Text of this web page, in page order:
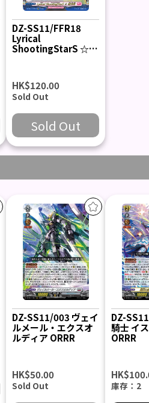
DZ-SS11/FFR18
Lyrical
ShootingStarS ☆
HK$120.00
Sold Out
Sold Out
DZ-SS11/003 ヴェイ
ルメール・エクスオ
ルディア ORRR
HK$50.00
Sold Out
DZ-
騎士 イ
ORRR
庫存：2